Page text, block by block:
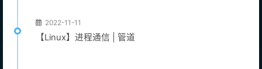
2022-11-11
【Linux】进程通信 | 管道